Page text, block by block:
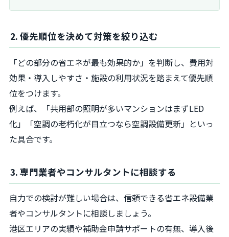
2. 優先順位を決めて対策を絞り込む
「どの部分の省エネが最も効果的か」を判断し、費用対
効果・導入しやすさ・施設の利用状況を踏まえて優先順
位をつけます。
例えば、「共用部の照明が多いマンションはまずLED
化」「空調の老朽化が目立つなら空調設備更新」といっ
た具合です。
3. 専門業者やコンサルタントに相談する
自力での検討が難しい場合は、信頼できる省エネ設備業
者やコンサルタントに相談しましょう。
港区エリアの実績や補助金申請サポートの有無、導入後